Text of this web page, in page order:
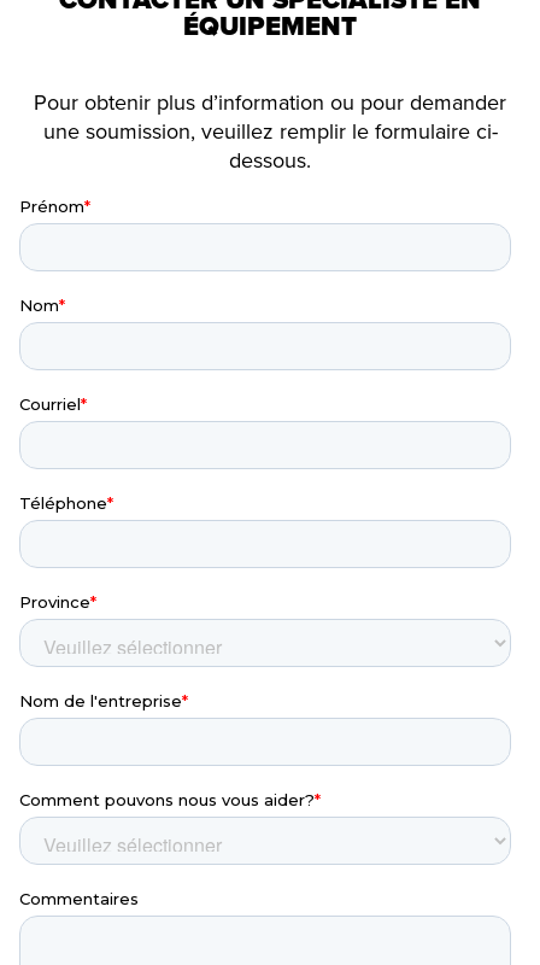
ÉQUIPEMENT
Pour obtenir plus d’information ou pour demander
une soumission, veuillez remplir le formulaire ci-
dessous.